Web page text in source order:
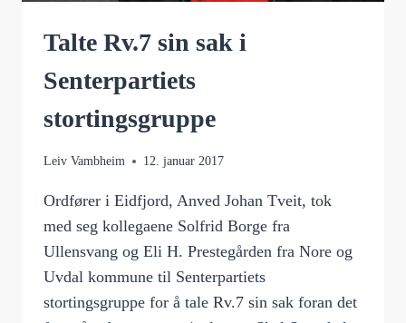
Talte Rv.7 sin sak i
Senterpartiets
stortingsgruppe
Leiv Vambheim 12. januar 2017
Ordfører i Eidfjord, Anved Johan Tveit, tok
med seg kollegaene Solfrid Borge fra
Ullensvang og Eli H. Prestegården fra Nore og
Uvdal kommune til Senterpartiets
stortingsgruppe for å tale Rv.7 sin sak foran det